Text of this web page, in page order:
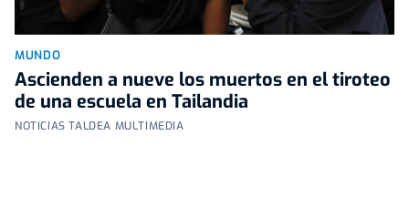
MUNDO
Ascienden a nueve los muertos en el tiroteo
de una escuela en Tailandia
NOTICIAS TALDEA MULTIMEDIA